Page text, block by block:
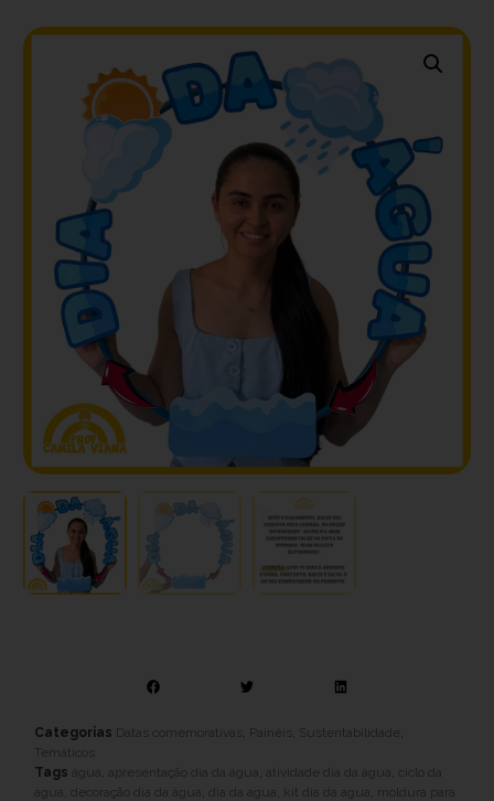
Categorias Datas comemorativas Painéis Sustentabilidade
Temáticos
Tags
água apresentação dia da água atividade dia da água
água
decoração dia da água dia da agua kit dia da agua
moldura para